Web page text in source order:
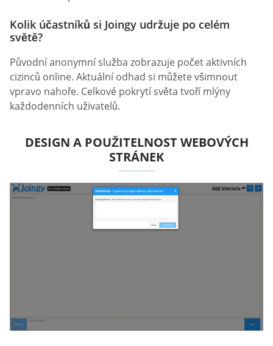
Kolik účastníků si Joingy udržuje po celém
světě?
Původní anonymní služba zobrazuje počet aktivních
cizinců online. Aktuální odhad si můžete všimnout
vpravo nahoře. Celkové pokrytí světa tvoří mlýny
každodenních uživatelů.
DESIGN A POUŽITELNOST WEBOVÝCH
STRÁNEK